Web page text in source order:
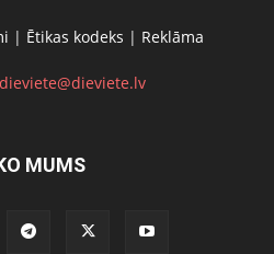
| Ētikas kodeks | Reklāma
dieviete@dieviete.lv
MUMS